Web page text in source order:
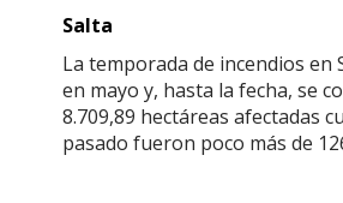
Salta
La temporada de incendios en
en mayo y, hasta la fecha, se
8.709,89 hectáreas afectadas
pasado fueron poco más de